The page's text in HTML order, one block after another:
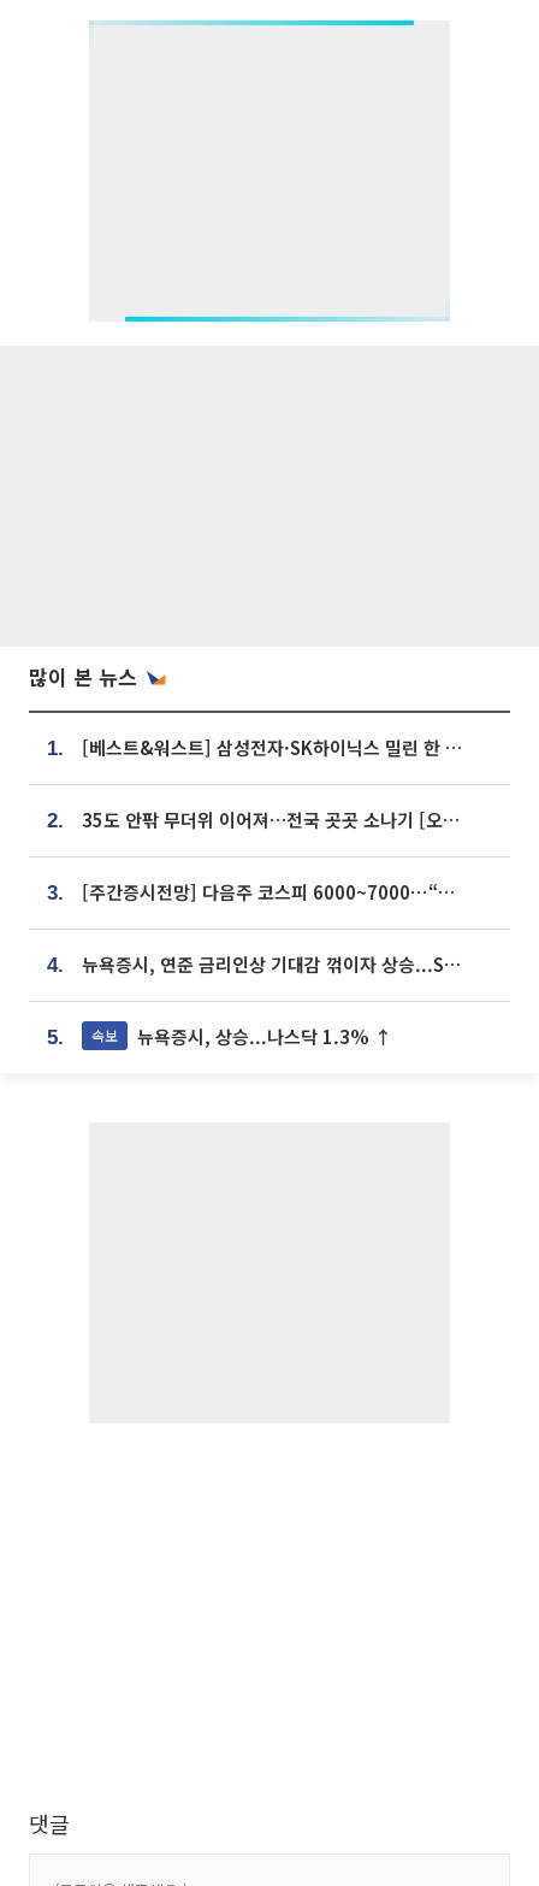
많이 본 뉴스
1. [베스트&워스트] 삼성전자·SK하이닉스 밀린 한 주…상상인증권은 85% 급등
2. 35도 안팎 무더위 이어져…전국 곳곳 소나기 [오늘 날씨]
3. [주간증시전망] 다음주 코스피 6000~7000⋯“外人 수급은 정책이 변수”
4. 뉴욕증시, 연준 금리인상 기대감 꺾이자 상승...S&P500 사상 최고치 [종합]
5. 속보 뉴욕증시, 상승...나스닥 1.3% ↑
댓글